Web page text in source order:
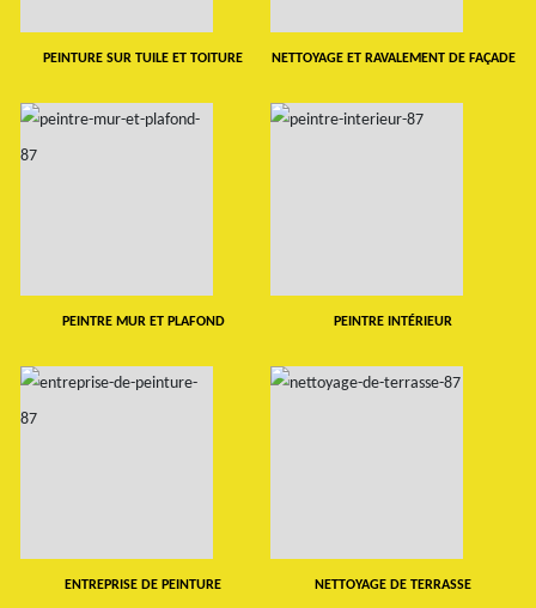
PEINTURE SUR TUILE ET TOITURE NETTOYAGE ET RAVALEMENT DE FAÇADE
PEINTRE MUR ET PLAFOND PEINTRE INTÉRIEUR
ENTREPRISE DE PEINTURE NETTOYAGE DE TERRASSE